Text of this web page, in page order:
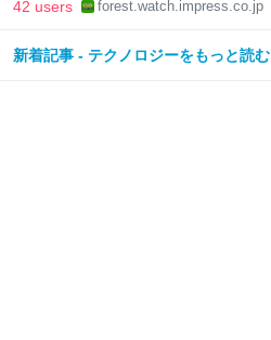
42 users forest.watch.impress.co.jp
新着記事 - テクノロジーをもっと読む